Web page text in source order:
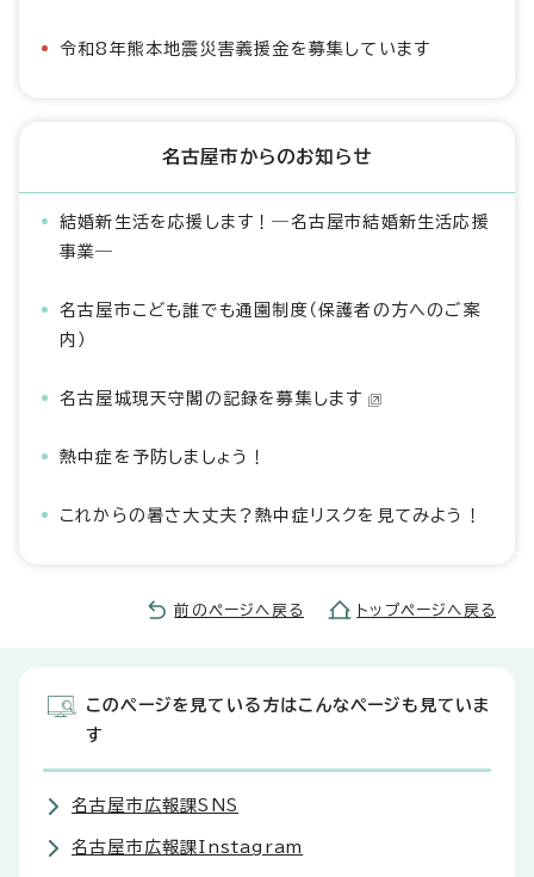
令和8年熊本地震災害義援金を募集しています
名古屋市からのお知らせ
結婚新生活を応援します！―名古屋市結婚新生活応援
事業―
名古屋市こども誰でも通園制度（保護者の方へのご案
内）
名古屋城現天守閣の記録を募集します
熱中症を予防しましょう！
これからの暑さ大丈夫？熱中症リスクを見てみよう！
前のページへ戻る トップページへ戻る
このページを見ている方はこんなページも見ていま
す
名古屋市広報課SNS
名古屋市広報課Instagram